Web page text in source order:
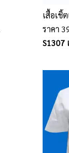
เสื้อเชิ้
ราคา
จำนวน
S1307